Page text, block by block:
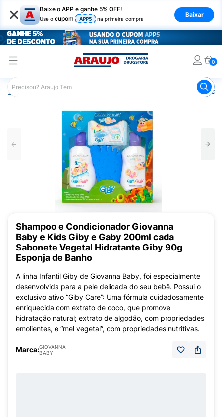
× Baixe o APP e ganhe 5% OFF!
Use o cupom APP5 na primeira compra
Baixar
0
Araujo Infantil Kit Shampoo e
Shampoo e Condicionador Giovanna
Baby e Kids Giby e Gaby 200ml cada
Sabonete Vegetal Hidratante Giby 90g
Esponja de Banho
A linha Infantil Giby de Giovanna Baby, foi especialmente
desenvolvida para a pele delicada do seu bebê. Possui o
exclusivo ativo “Giby Care”: Uma fórmula cuidadosamente
enriquecida com extrato de coco, que promove
hidratação natural; extrato de algodão, com propriedades
emolientes, e “mel vegetal”, com propriedades nutritivas.
Marca:GIOVANNA
BABY